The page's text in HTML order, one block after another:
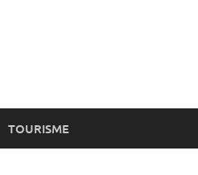
TOURISME